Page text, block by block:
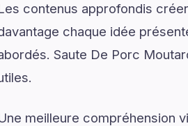
contenus approfondis
chaque idée
Saute De Porc
meilleure compréhension